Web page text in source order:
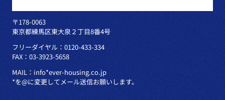
〒178-0063
東京都練馬区東大泉２丁目8番4号
フリーダイヤル：0120-433-334
FAX：03-3923-5658
MAIL：info*ever-housing.co.jp
*を@に変更してメール送信お願いします。